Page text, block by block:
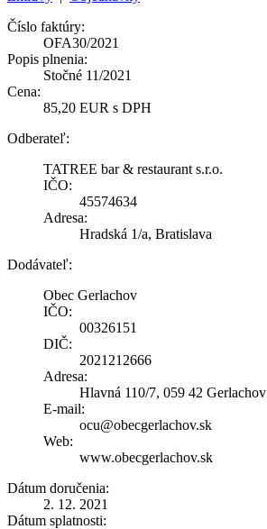
Číslo faktúry:
OFA30/2021
Popis plnenia:
Stočné 11/2021
Cena:
85,20 EUR s DPH
Odberateľ:
TATREE bar & restaurant s.r.o.
IČO:
45574634
Adresa:
Hradská 1/a, Bratislava
Dodávateľ:
Obec Gerlachov
IČO:
00326151
DIČ:
2021212666
Adresa:
Hlavná 110/7, 059 42 Gerlachov
E-mail:
ocu@obecgerlachov.sk
Web:
www.obecgerlachov.sk
Dátum doručenia:
2. 12. 2021
Dátum splatnosti: